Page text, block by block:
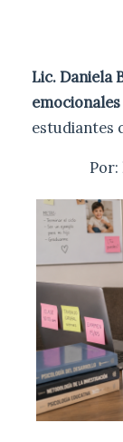
Lic. Daniela
emocionales
estudiantes
Por: